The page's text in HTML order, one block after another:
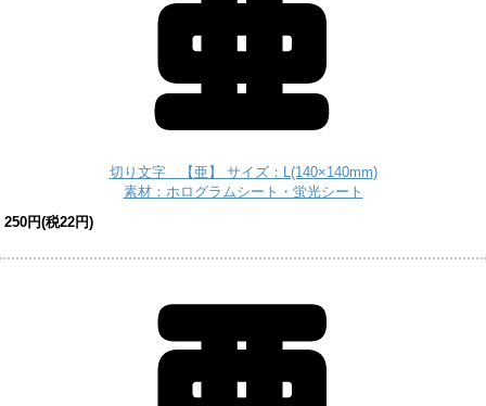
切り文字 【亜】 サイズ：L(140×140mm)
素材：ホログラムシート・蛍光シート
250円(税22円)